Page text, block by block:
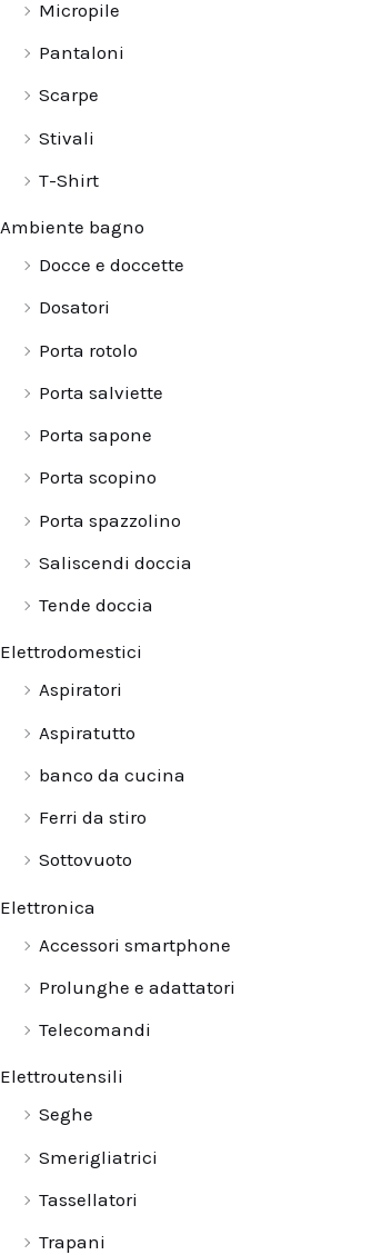
Micropile
Pantaloni
Scarpe
Stivali
T-Shirt
Ambiente bagno
Docce e doccette
Dosatori
Porta rotolo
Porta salviette
Porta sapone
Porta scopino
Porta spazzolino
Saliscendi doccia
Tende doccia
Elettrodomestici
Aspiratori
Aspiratutto
banco da cucina
Ferri da stiro
Sottovuoto
Elettronica
Accessori smartphone
Prolunghe e adattatori
Telecomandi
Elettroutensili
Seghe
Smerigliatrici
Tassellatori
Trapani